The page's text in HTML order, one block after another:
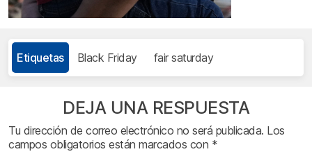
Etiquetas Black Friday fair saturday
DEJA UNA RESPUESTA
Tu dirección de correo electrónico no será publicada. Los
campos obligatorios están marcados con *